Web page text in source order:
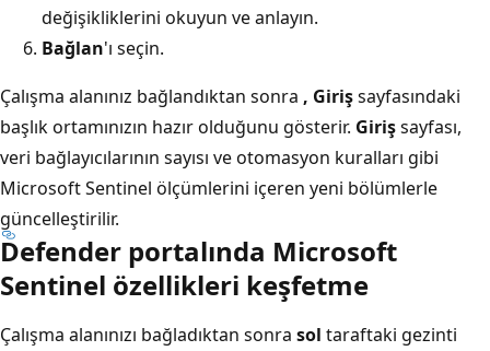
değişikliklerini okuyun ve anlayın.
Bağlan'ı seçin.
Çalışma alanınız bağlandıktan sonra , Girişsayfasındaki
başlık ortamınızın hazır olduğunu gösterir. Girişsayfası,
veri bağlayıcılarının sayısı ve otomasyon kuralları gibi
Microsoft Sentinel ölçümlerini içeren yeni bölümlerle
güncelleştirilir.
Defender portalında Microsoft
Sentinel özellikleri keşfetme
Çalışma alanınızı bağladıktan sonra sol taraftaki gezinti